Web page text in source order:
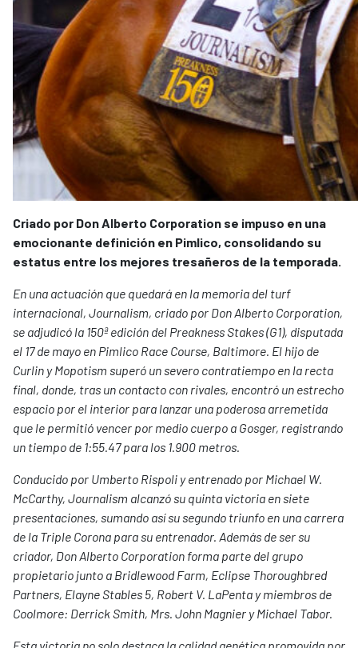
Criado por Don Alberto Corporation se impuso en una
emocionante definición en Pimlico, consolidando su
estatus entre los mejores tresañeros de la temporada.
En una actuación que quedará en la memoria del turf
internacional, Journalism, criado por Don Alberto Corporation,
se adjudicó la 150ª edición del Preakness Stakes (G1), disputada
el 17 de mayo en Pimlico Race Course, Baltimore. El hijo de
Curlin y Mopotism superó un severo contratiempo en la recta
final, donde, tras un contacto con rivales, encontró un estrecho
espacio por el interior para lanzar una poderosa arremetida
que le permitió vencer por medio cuerpo a Gosger, registrando
un tiempo de 1:55.47 para los 1.900 metros.
Conducido por Umberto Rispoli y entrenado por Michael W.
McCarthy, Journalism alcanzó su quinta victoria en siete
presentaciones, sumando así su segundo triunfo en una carrera
de la Triple Corona para su entrenador. Además de ser su
criador, Don Alberto Corporation forma parte del grupo
propietario junto a Bridlewood Farm, Eclipse Thoroughbred
Partners, Elayne Stables 5, Robert V. LaPenta y miembros de
Coolmore: Derrick Smith, Mrs. John Magnier y Michael Tabor.